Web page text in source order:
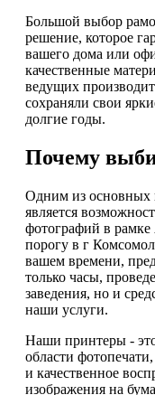
Большой выбор
решение, которое
вашего дома или
качественные
ведущих
сохраняли свои
долгие годы.
Почему
Одним из основных
является
фотографий в
порогу в г
вашем времени,
только часы,
заведения, но и
наши услуги.
Наши принтеры -
области
и качественное
изображения на